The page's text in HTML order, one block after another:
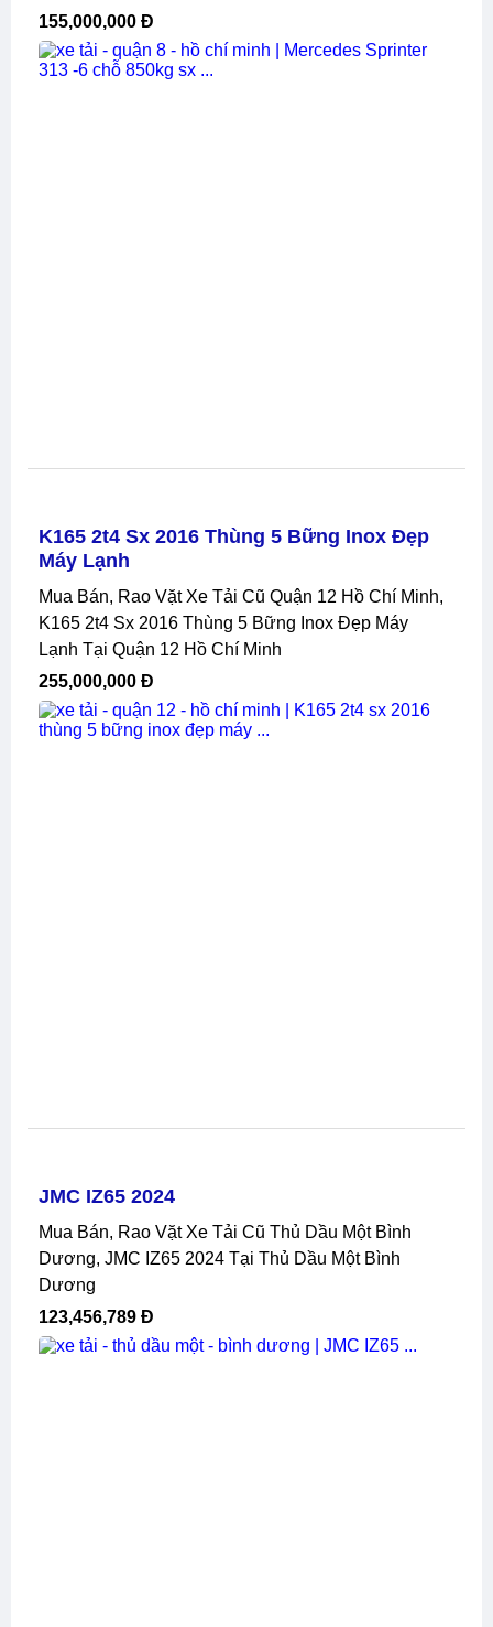
155,000,000 Đ
K165 2t4 Sx 2016 Thùng 5 Bững Inox Đẹp
Máy Lạnh
Mua Bán, Rao Vặt Xe Tải Cũ Quận 12 Hồ Chí Minh,
K165 2t4 Sx 2016 Thùng 5 Bững Inox Đẹp Máy
Lạnh Tại Quận 12 Hồ Chí Minh
255,000,000 Đ
JMC IZ65 2024
Mua Bán, Rao Vặt Xe Tải Cũ Thủ Dầu Một Bình
Dương, JMC IZ65 2024 Tại Thủ Dầu Một Bình
Dương
123,456,789 Đ